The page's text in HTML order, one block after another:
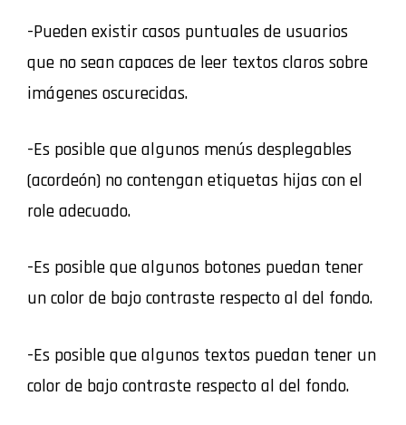
-Pueden existir casos puntuales de usuarios
que no sean capaces de leer textos claros sobre
imágenes oscurecidas.
-Es posible que algunos menús desplegables
(acordeón) no contengan etiquetas hijas con el
role adecuado.
-Es posible que algunos botones puedan tener
un color de bajo contraste respecto al del fondo.
-Es posible que algunos textos puedan tener un
color de bajo contraste respecto al del fondo.